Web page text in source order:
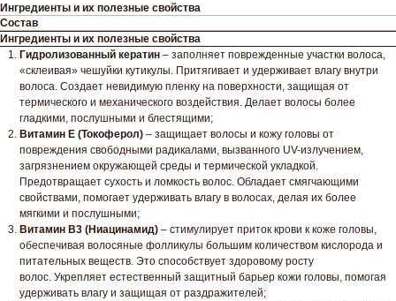
Ингредиенты и их полезные свойства
Состав
Ингредиенты и их полезные свойства
Гидролизованный кератин – заполняет поврежденные участки волоса,
«склеивая» чешуйки кутикулы. Притягивает и удерживает влагу внутри
волоса. Создает невидимую пленку на поверхности, защищая от
термического и механического воздействия. Делает волосы более
гладкими, послушными и блестящими;
Витамин E (Токоферол) – защищает волосы и кожу головы от
повреждения свободными радикалами, вызванного UV-излучением,
загрязнением окружающей среды и термической укладкой.
Предотвращает сухость и ломкость волос. Обладает смягчающими
свойствами, помогает удерживать влагу в волосах, делая их более
мягкими и послушными;
Витамин B3 (Ниацинамид) – стимулирует приток крови к коже головы,
обеспечивая волосяные фолликулы большим количеством кислорода и
питательных веществ. Это способствует здоровому росту
волос. Укрепляет естественный защитный барьер кожи головы, помогая
удерживать влагу и защищая от раздражителей;